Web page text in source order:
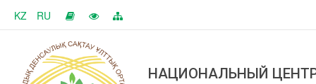
KZ RU
НАЦИОНАЛЬНЫЙ